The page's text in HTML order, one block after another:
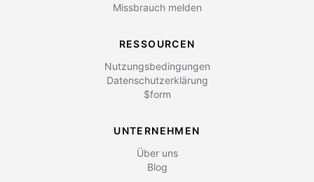
Missbrauch melden
RESSOURCEN
Nutzungsbedingungen
Datenschutzerklärung
$form
UNTERNEHMEN
Über uns
Blog